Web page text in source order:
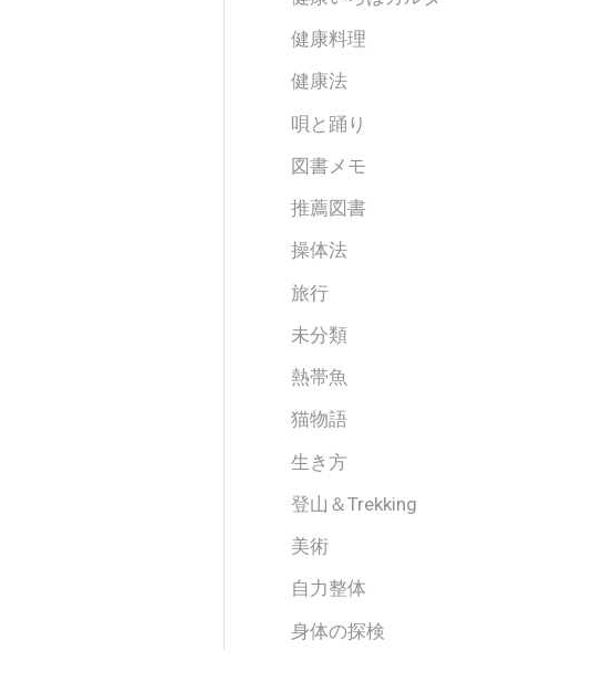
健康料理
健康法
唄と踊り
図書メモ
推薦図書
操体法
旅行
未分類
熱帯魚
猫物語
生き方
登山＆Trekking
美術
自力整体
身体の探検